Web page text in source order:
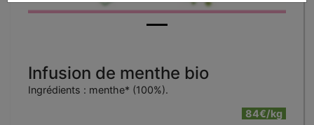
Infusion de menthe bio
Ingrédients : menthe* (100%).
84€/kg